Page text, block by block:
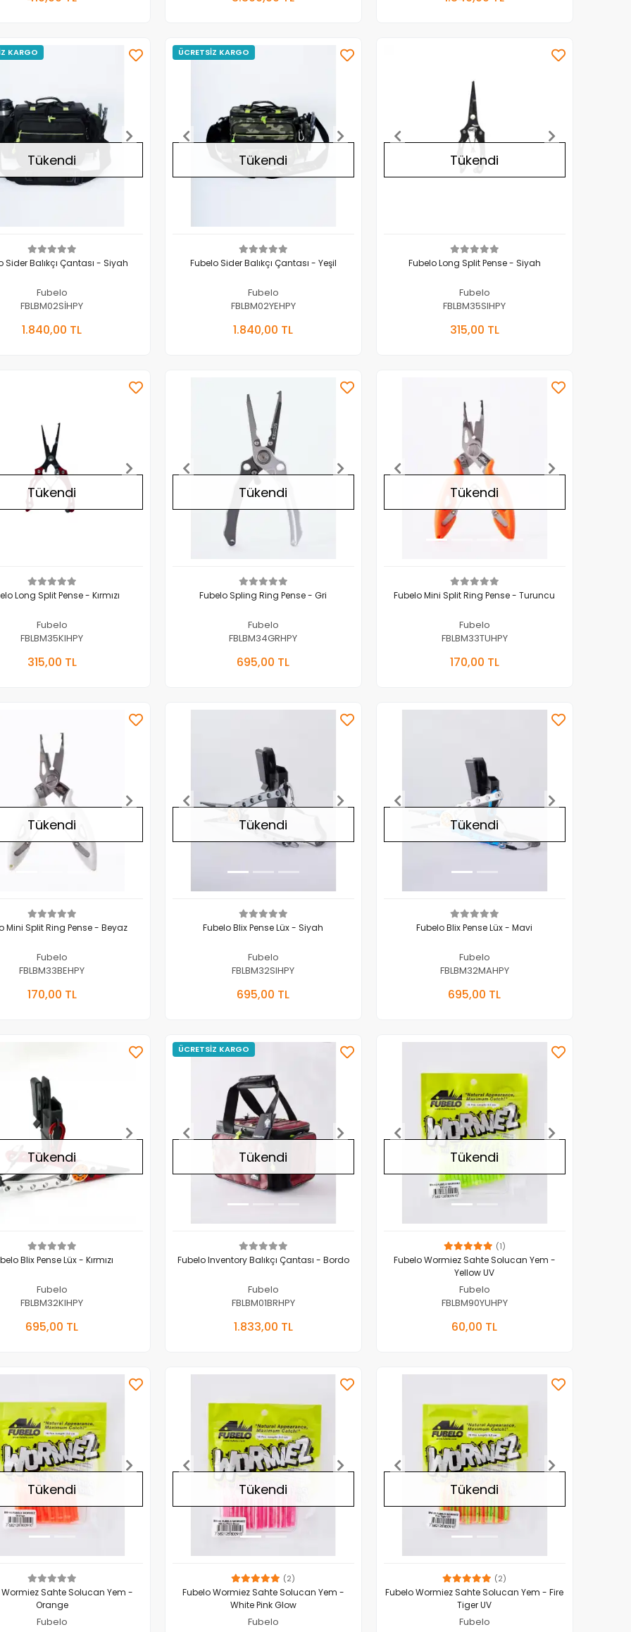
KARGO
Tükendi
Sider Balıkçı Çantası - Siyah
Fubelo
FBLBM02SİHPY
1.840,00 TL
ÜCRETSİZ KARGO
Tükendi
Fubelo Sider Balıkçı Çantası - Yeşil
Fubelo
FBLBM02YEHPY
1.840,00 TL
Tükendi
Fubelo Long Split Pense - Siyah
Fubelo
FBLBM35SIHPY
315,00 TL
Tükendi
Long Split Pense - Kırmızı
Fubelo
FBLBM35KIHPY
315,00 TL
Tükendi
Fubelo Spling Ring Pense - Gri
Fubelo
FBLBM34GRHPY
695,00 TL
Tükendi
Fubelo Mini Split Ring Pense - Turuncu
Fubelo
FBLBM33TUHPY
170,00 TL
Tükendi
Mini Split Ring Pense - Beyaz
Fubelo
FBLBM33BEHPY
170,00 TL
Tükendi
Fubelo Blix Pense Lüx - Siyah
Fubelo
FBLBM32SIHPY
695,00 TL
Tükendi
Fubelo Blix Pense Lüx - Mavi
Fubelo
FBLBM32MAHPY
695,00 TL
Tükendi
Blix Pense Lüx - Kırmızı
Fubelo
FBLBM32KIHPY
695,00 TL
ÜCRETSİZ KARGO
Tükendi
Fubelo Inventory Balıkçı Çantası - Bordo
Fubelo
FBLBM01BRHPY
1.833,00 TL
Tükendi
(1)
Fubelo Wormiez Sahte Solucan Yem -
Yellow UV
Fubelo
FBLBM90YUHPY
60,00 TL
Tükendi
Wormiez Sahte Solucan Yem -
Orange
Fubelo
Tükendi
(2)
Fubelo Wormiez Sahte Solucan Yem -
White Pink Glow
Fubelo
Tükendi
(2)
Fubelo Wormiez Sahte Solucan Yem - Fire
Tiger UV
Fubelo